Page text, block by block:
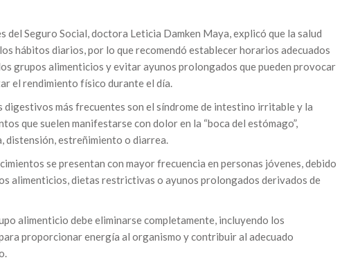
Seguro Social, doctora Leticia Damken Maya, explicó que la salud
hábitos diarios, por lo que recomendó establecer horarios adecuados
grupos alimenticios y evitar ayunos prolongados que pueden provocar
el rendimiento físico durante el día.
más frecuentes son el síndrome de intestino irritable y la
que suelen manifestarse con dolor en la “boca del estómago”,
distensión, estreñimiento o diarrea.
se presentan con mayor frecuencia en personas jóvenes, debido
alimenticios, dietas restrictivas o ayunos prolongados derivados de
alimenticio debe eliminarse completamente, incluyendo los
proporcionar energía al organismo y contribuir al adecuado